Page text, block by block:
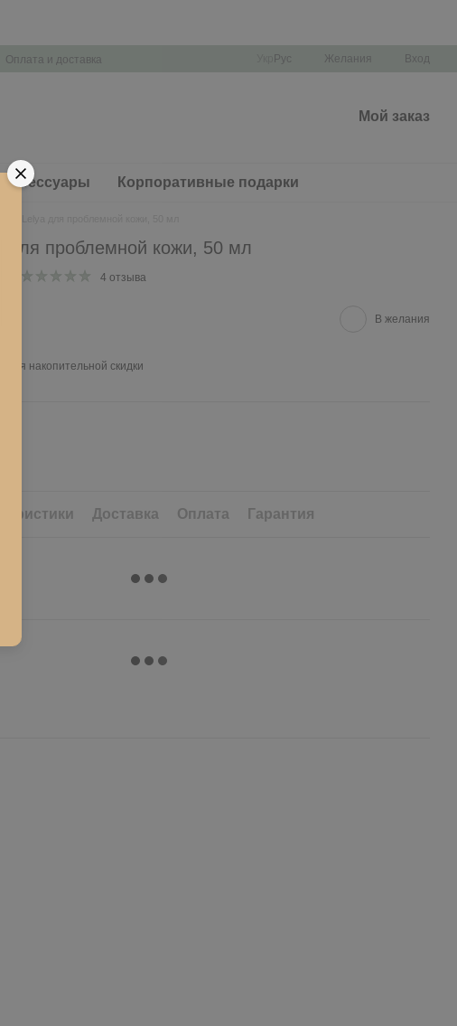
Оплата и доставка
Рус Желания Вход
Мой заказ
Аксессуары Корпоративные подарки
для проблемной кожи, 50 мл
4 отзыва
В желания
накопительной скидки
Доставка Оплата Гарантия